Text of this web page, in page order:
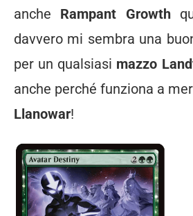
anche Rampant Growth
davvero mi sembra una
per un qualsiasi mazzo
anche perché funziona a
Llanowar!